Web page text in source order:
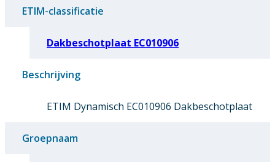
ETIM-classificatie
Dakbeschotplaat EC010906
Beschrijving
ETIM Dynamisch EC010906 Dakbeschotplaat
Groepnaam